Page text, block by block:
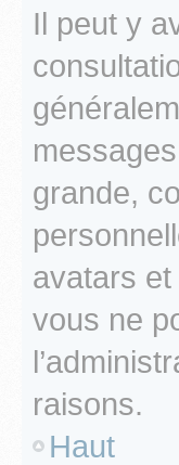
Il peut y
grande,
avatars
vous ne
raisons.
Haut